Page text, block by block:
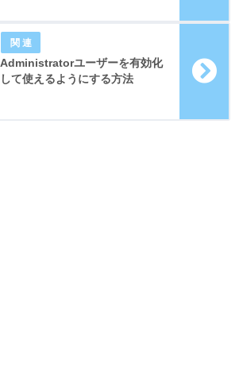
Administratorユーザーを有効化
して使えるようにする方法